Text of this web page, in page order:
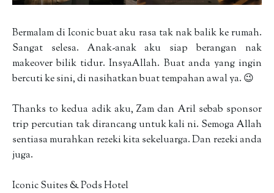
Bermalam di Iconic buat aku rasa tak nak balik ke rumah.
Sangat selesa. Anak-anak aku siap berangan nak
makeover bilik tidur. InsyaAllah. Buat anda yang ingin
bercuti ke sini, di nasihatkan buat tempahan awal ya. 😉
Thanks to kedua adik aku, Zam dan Aril sebab sponsor
trip percutian tak dirancang untuk kali ni. Semoga Allah
sentiasa murahkan rezeki kita sekeluarga. Dan rezeki anda
juga.
Iconic Suites & Pods Hotel